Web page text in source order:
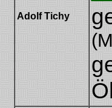
Adolf Tichy